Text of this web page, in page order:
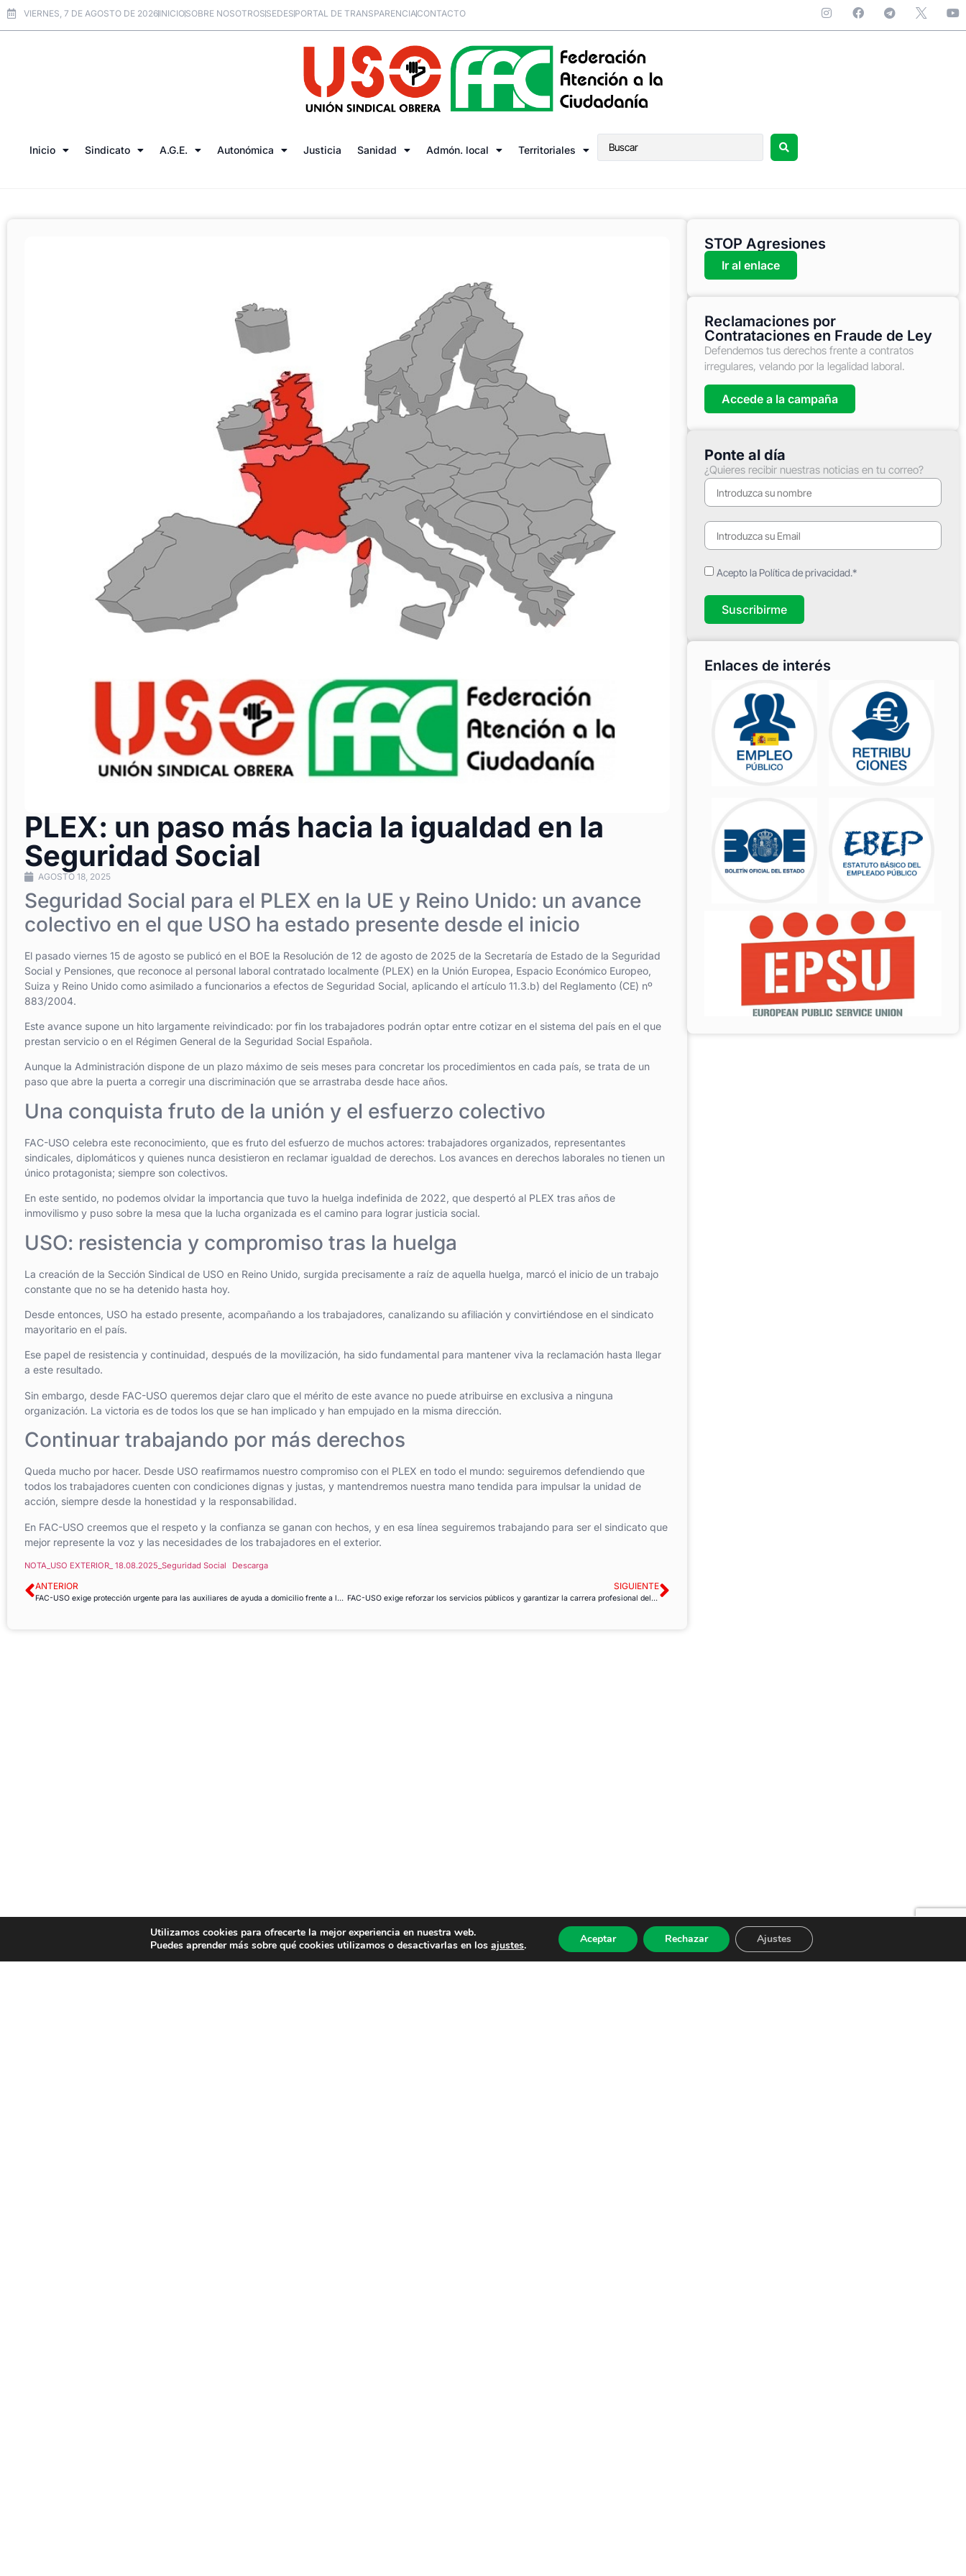
VIERNES, 7 DE AGOSTO DE 2026INICIOSOBRE NOSOTROSSEDESPORTAL DE TRANSPARENCIACONTACTO
Inicio Sindicato A.G.E. Autonómica Justicia Sanidad Admón. local Territoriales
PLEX: un paso más hacia la igualdad en la
Seguridad Social
AGOSTO 18, 2025
Seguridad Social para el PLEX en la UE y Reino Unido: un avance
colectivo en el que USO ha estado presente desde el inicio
El pasado viernes 15 de agosto se publicó en el BOE la Resolución de 12 de agosto de 2025 de la Secretaría de Estado de la Seguridad
Social y Pensiones, que reconoce al personal laboral contratado localmente (PLEX) en la Unión Europea, Espacio Económico Europeo,
Suiza y Reino Unido como asimilado a funcionarios a efectos de Seguridad Social, aplicando el artículo 11.3.b) del Reglamento (CE) nº
883/2004.
Este avance supone un hito largamente reivindicado: por fin los trabajadores podrán optar entre cotizar en el sistema del país en el que
prestan servicio o en el Régimen General de la Seguridad Social Española.
Aunque la Administración dispone de un plazo máximo de seis meses para concretar los procedimientos en cada país, se trata de un
paso que abre la puerta a corregir una discriminación que se arrastraba desde hace años.
Una conquista fruto de la unión y el esfuerzo colectivo
FAC-USO celebra este reconocimiento, que es fruto del esfuerzo de muchos actores: trabajadores organizados, representantes
sindicales, diplomáticos y quienes nunca desistieron en reclamar igualdad de derechos. Los avances en derechos laborales no tienen un
único protagonista; siempre son colectivos.
En este sentido, no podemos olvidar la importancia que tuvo la huelga indefinida de 2022, que despertó al PLEX tras años de
inmovilismo y puso sobre la mesa que la lucha organizada es el camino para lograr justicia social.
USO: resistencia y compromiso tras la huelga
La creación de la Sección Sindical de USO en Reino Unido, surgida precisamente a raíz de aquella huelga, marcó el inicio de un trabajo
constante que no se ha detenido hasta hoy.
Desde entonces, USO ha estado presente, acompañando a los trabajadores, canalizando su afiliación y convirtiéndose en el sindicato
mayoritario en el país.
Ese papel de resistencia y continuidad, después de la movilización, ha sido fundamental para mantener viva la reclamación hasta llegar
a este resultado.
Sin embargo, desde FAC-USO queremos dejar claro que el mérito de este avance no puede atribuirse en exclusiva a ninguna
organización. La victoria es de todos los que se han implicado y han empujado en la misma dirección.
Continuar trabajando por más derechos
Queda mucho por hacer. Desde USO reafirmamos nuestro compromiso con el PLEX en todo el mundo: seguiremos defendiendo que
todos los trabajadores cuenten con condiciones dignas y justas, y mantendremos nuestra mano tendida para impulsar la unidad de
acción, siempre desde la honestidad y la responsabilidad.
En FAC-USO creemos que el respeto y la confianza se ganan con hechos, y en esa línea seguiremos trabajando para ser el sindicato que
mejor represente la voz y las necesidades de los trabajadores en el exterior.
NOTA_USO EXTERIOR_ 18.08.2025_Seguridad Social Descarga
ANTERIOR
FAC-USO exige protección urgente para las auxiliares de ayuda a domicilio frente a las olas de calor
SIGUIENTE
FAC-USO exige reforzar los servicios públicos y garantizar la carrera profesional del personal
STOP Agresiones
Ir al enlace
Reclamaciones por
Contrataciones en Fraude de Ley
Defendemos tus derechos frente a contratos
irregulares, velando por la legalidad laboral.
Accede a la campaña
Ponte al día
¿Quieres recibir nuestras noticias en tu correo?
Acepto la Política de privacidad.*
Suscribirme
Enlaces de interés
Utilizamos cookies para ofrecerte la mejor experiencia en nuestra web.
Puedes aprender más sobre qué cookies utilizamos o desactivarlas en losajustes. Aceptar Rechazar Ajustes